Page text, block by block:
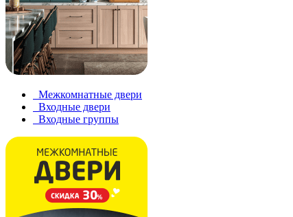
Межкомнатные двери
Входные двери
Входные группы